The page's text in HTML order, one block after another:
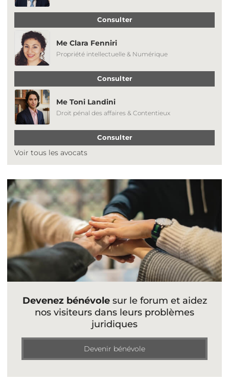
Consulter
Me Clara Fenniri
Propriété intellectuelle & Numérique
Consulter
Me Toni Landini
Droit pénal des affaires & Contentieux
Consulter
Voir tous les avocats
Devenez bénévolesur le forum et aidez
nos visiteurs dans leurs problèmes
juridiques
Devenir bénévole